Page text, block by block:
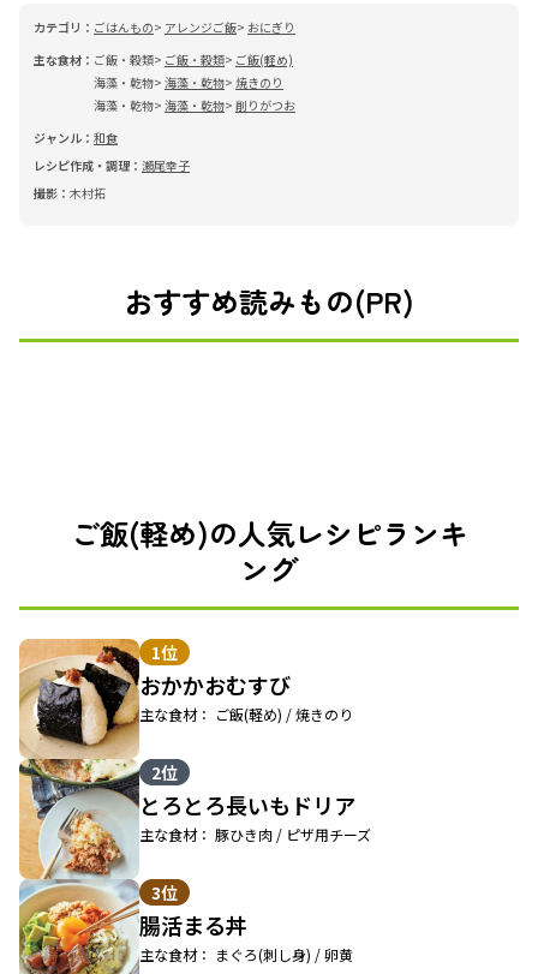
カテゴリ： ごはんもの アレンジご飯
おにぎり
主な食材： ご飯・穀類 ご飯・穀類
ご飯(軽め)
海藻・乾物 海藻・乾物 焼きのり
海藻・乾物 海藻・乾物 削りがつお
ジャンル： 和食
レシピ作成・調理： 瀬尾幸子
撮影： 木村拓
おすすめ読みもの(PR)
ご飯(軽め)の人気レシピランキ
ング
1位
おかかおむすび
主な食材： ご飯(軽め) / 焼きのり
2位
とろとろ長いもドリア
主な食材： 豚ひき肉 / ピザ用チーズ
3位
腸活まる丼
主な食材： まぐろ(刺し身) / 卵黄